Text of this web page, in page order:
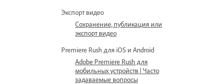
Экспорт видео
Сохранение, публикация или
экспорт видео
Premiere Rush для iOS и Android
Adobe Premiere Rush для
мобильных устройств | Часто
задаваемые вопросы